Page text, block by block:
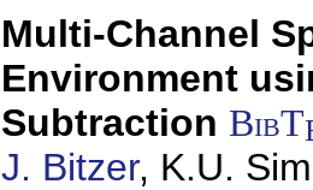
Multi-Channel
Environment
Subtraction BibT
J. Bitzer, K.U.